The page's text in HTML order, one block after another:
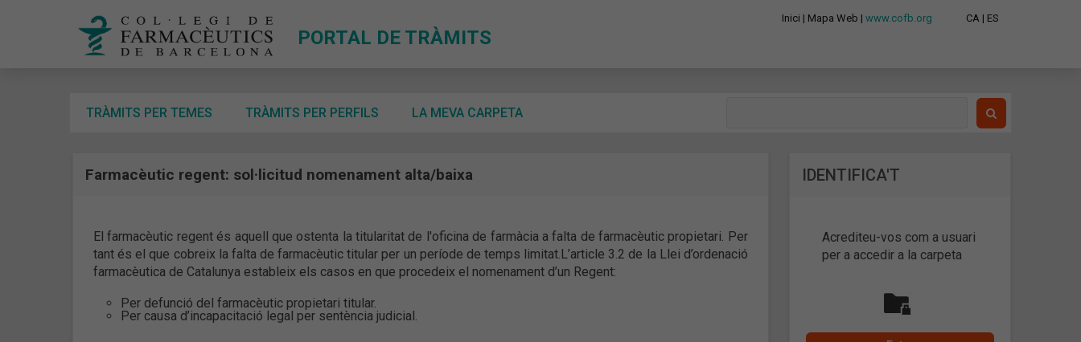
Inici | Mapa Web | www.cofb.org CA | ES
PORTAL DE TRÀMITS
TRÀMITS PER TEMES TRÀMITS PER PERFILS LA MEVA CARPETA
IDENTIFICA'T
Acrediteu-vos com a usuari
per a accedir a la carpeta
Farmacèutic regent: sol·licitud nomenament alta/baixa
El farmacèutic regent és aquell que ostenta la titularitat de l'oficina de farmàcia a falta de farmacèutic propietari. Per
tant és el que cobreix la falta de farmacèutic titular per un període de temps limitat.L’article 3.2 de la Llei d’ordenació
farmacèutica de Catalunya estableix els casos en que procedeix el nomenament d’un Regent:
Per defunció del farmacèutic propietari titular.
Per causa d’incapacitació legal per sentència judicial.